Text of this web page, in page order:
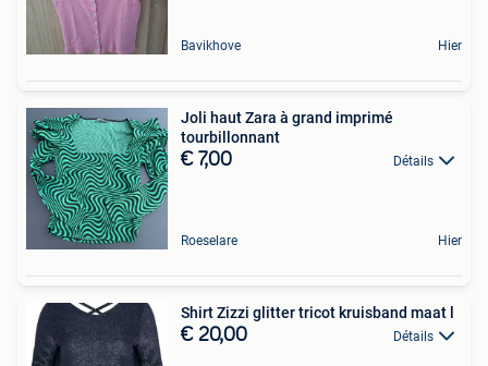
Bavikhove Hier
Joli haut Zara à grand imprimé
tourbillonnant
€ 7,00 Détails
Roeselare Hier
Shirt Zizzi glitter tricot kruisband maat l
€ 20,00 Détails